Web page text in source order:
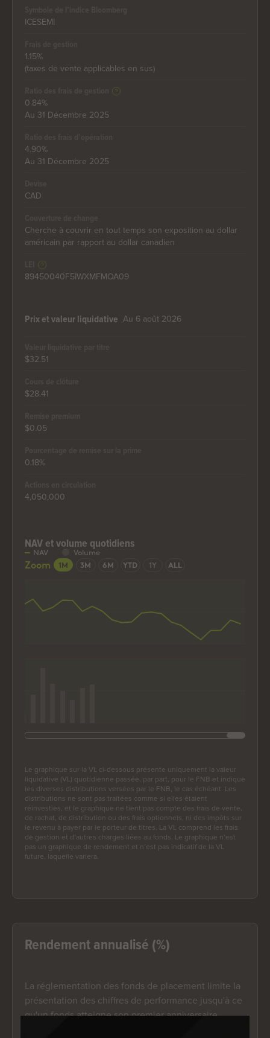
ICESEMI
1.15%
(taxes de vente applicables en sus)
0.84%
Au 31 Décembre 2025
4.90%
Au 31 Décembre 2025
CAD
Cherche à couvrir en tout temps son exposition au dollar
américain par rapport au dollar canadien
89450040F5IWXMFMOA09
Prix et valeur liquidative Au 6 août 2026
$32.51
$28.41
$0.05
0.18%
4,050,000
NAV et volume quotidiens
Combination chart with 2 data series.
The chart has 2 X axes displaying Time, and Time.
NAV et volume quotidiens
Zoom 1M 3M 6M YTD 1Y ALL
NAV Volume
Le graphique sur la VL ci-dessous présente uniquement la valeur
liquidative (VL) quotidienne passée, par part, pour le FNB et indique
les diverses distributions versées par le FNB, le cas échéant. Les
distributions ne sont pas traitées comme si elles étaient
réinvesties, et le graphique ne tient pas compte des frais de vente,
de rachat, de distribution ou des frais optionnels, ni des impôts sur
le revenu à payer par le porteur de titres. La VL comprend les frais
de gestion et d’autres charges liées au fonds. Le graphique n’est
pas un graphique de rendement et n’est pas indicatif de la VL
future, laquelle variera.
Rendement annualisé (%)
La réglementation des fonds de placement limite la
présentation des chiffres de performance jusqu'à ce
qu'un fonds atteigne son premier anniversaire.